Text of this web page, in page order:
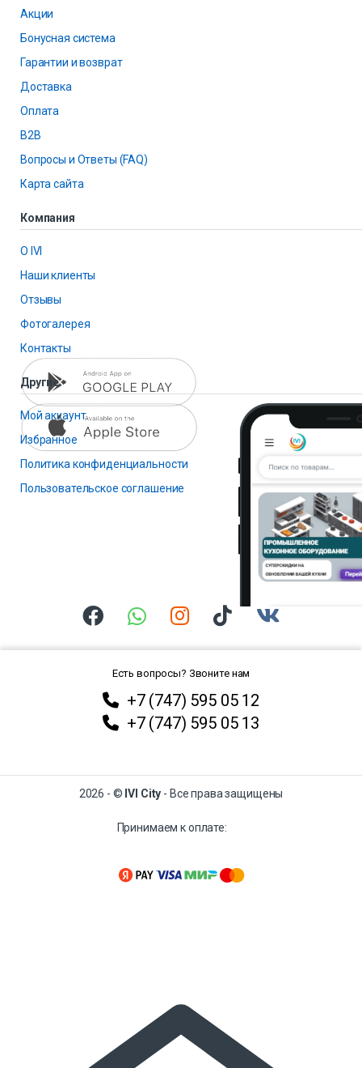
Акции
Бонусная система
Гарантии и возврат
Доставка
Оплата
B2B
Вопросы и Ответы (FAQ)
Карта сайта
Компания
О IVI
Наши клиенты
Отзывы
Фотогалерея
Контакты
Другие
Мой аккаунт
Избранное
Политика конфиденциальности
Пользовательское соглашение
Есть вопросы? Звоните нам
+7 (747) 595 05 12
+7 (747) 595 05 13
2026 - © IVI City - Все права защищены
Принимаем к оплате: